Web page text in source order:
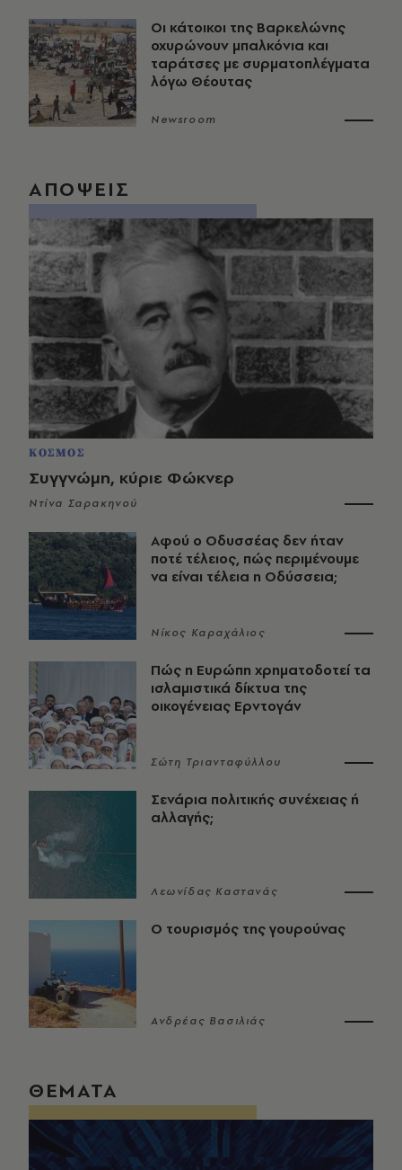
Οι κάτοικοι της Βαρκελώνης
οχυρώνουν μπαλκόνια και
ταράτσες με συρματοπλέγματα
λόγω Θέουτας
Newsroom
ΑΠΟΨΕΙΣ
ΚΟΣΜΟΣ
Συγγνώμη, κύριε Φώκνερ
Ντίνα Σαρακηνού
Αφού ο Οδυσσέας δεν ήταν
ποτέ τέλειος, πώς περιμένουμε
να είναι τέλεια η Οδύσσεια;
Νίκος Καραχάλιος
Πώς η Ευρώπη χρηματοδοτεί τα
ισλαμιστικά δίκτυα της
οικογένειας Ερντογάν
Σώτη Τριανταφύλλου
Σενάρια πολιτικής συνέχειας ή
αλλαγής;
Λεωνίδας Καστανάς
Ο τουρισμός της γουρούνας
Ανδρέας Βασιλιάς
ΘΕΜΑΤΑ